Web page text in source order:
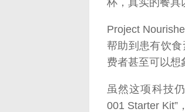
Project
帮助到患有饮
费者甚至可以想
虽然这项科技
001 Starter Kit”